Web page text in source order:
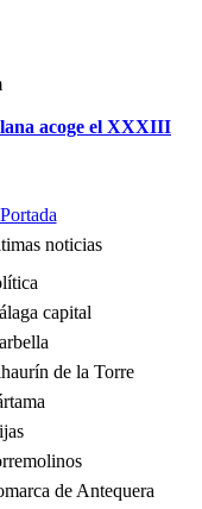
acoge el XXXIII
noticias
capital
de la Torre
de Antequera